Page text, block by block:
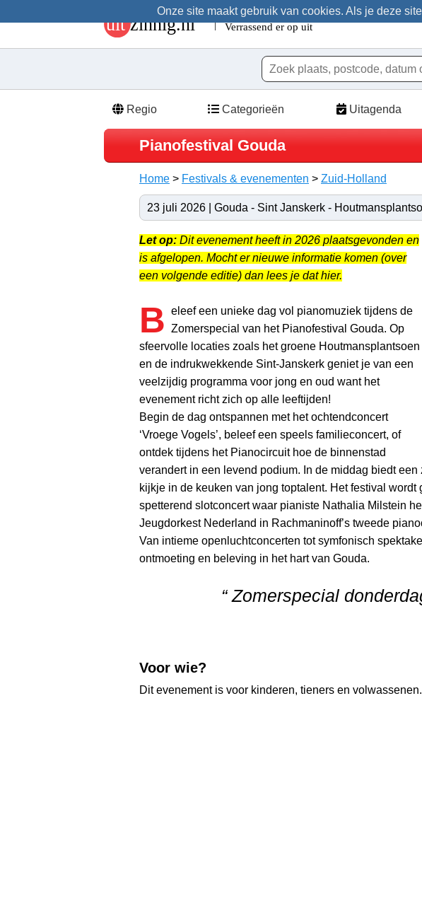
Onze site maakt gebruik van cookies. Als je deze
Regio Categorieën Uitagenda
Pianofestival Gouda
Home > Festivals & evenementen > Zuid-Holland
23 juli 2026 | Gouda - Sint Janskerk -
Let op: Dit evenement heeft in 2026 plaatsgevonden en
is afgelopen. Mocht er nieuwe informatie komen (over
een volgende editie) dan lees je dat hier.
B eleef een unieke dag vol pianomuziek tijdens de
Zomerspecial van het Pianofestival Gouda. Op
sfeervolle locaties zoals het groene Houtmansplantsoen
en de indrukwekkende Sint-Janskerk geniet je van een
veelzijdig programma voor jong en oud want het
evenement richt zich op alle leeftijden!
Begin de dag ontspannen met het ochtendconcert
‘Vroege Vogels’, beleef een speels familieconcert, of
ontdek tijdens het Pianocircuit hoe de binnenstad
verandert in een levend podium. In de middag biedt
kijkje in de keuken van jong toptalent. Het festival wordt
spetterend slotconcert waar pianiste Nathalia Milstein
Jeugdorkest Nederland in Rachmaninoff’s tweede
Van intieme openluchtconcerten tot symfonisch
ontmoeting en beleving in het hart van Gouda.
“ Zomerspecial
Voor wie?
Dit evenement is voor kinderen, tieners en volwassenen.